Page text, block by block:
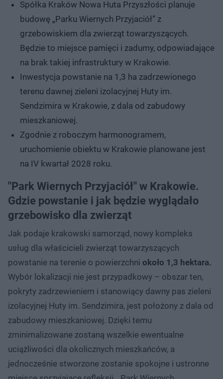
Spółka Kraków Nowa Huta Przyszłości planuje
budowę „Parku Wiernych Przyjaciół” z
grzebowiskiem dla zwierząt towarzyszących.
Będzie to miejsce pamięci i zadumy, odpowiadające
na brak takiej infrastruktury w Krakowie.
Inwestycja powstanie na 1,3 ha zadrzewionego
terenu dawnej zieleni izolacyjnej Huty im.
Sendzimira w Krakowie, z dala od zabudowy
mieszkaniowej.
Zgodnie z roboczym harmonogramem,
uruchomienie obiektu w Krakowie planowane jest
na IV kwartał 2028 roku.
"Park Wiernych Przyjaciół" w Krakowie.
Gdzie powstanie i jak będzie wyglądało
grzebowisko dla zwierząt
Jak podaje krakowski samorząd, nowy kompleks
usług dla właścicieli zwierząt towarzyszących
powstanie na terenie o powierzchni około 1,3 hektara.
Wybór lokalizacji nie jest przypadkowy – obszar ten,
pokryty zadrzewieniem i stanowiący dawny pas zieleni
izolacyjnej Huty im. Sendzimira, jest położony z dala od
zabudowy mieszkaniowej. Dzięki temu
zminimalizowane zostaną wszelkie ewentualne
uciążliwości dla okolicznych mieszkańców, a
jednocześnie stworzone zostanie spokojne i ustronne